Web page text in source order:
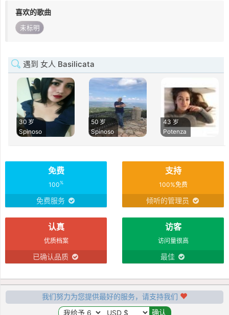
喜欢的歌曲
未标明
遇到 女人 Basilicata
30 岁
Spinoso
50 岁
Spinoso
43 岁
Potenza
免费
100%
免费服务
支持
100%免费
倾听的管理员
认真
优质档案
已确认品质
访客
访问量很高
最佳
我们努力为您提供最好的服务，请支持我们